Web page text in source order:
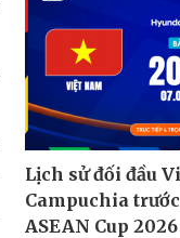
Lịch sử đối đầu
Campuchia
ASEAN Cup 2026